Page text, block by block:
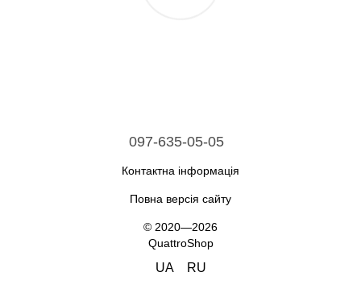
097-635-05-05
Контактна інформація
Повна версія сайту
© 2020—2026
QuattroShop
UA RU